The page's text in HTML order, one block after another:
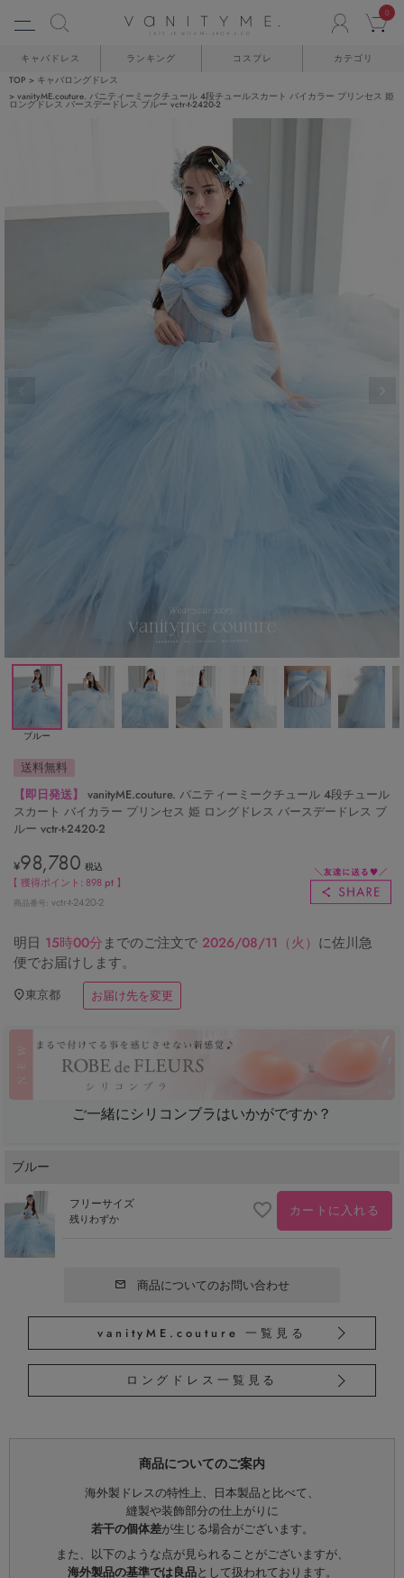
0
キャバドレス ランキング コスプレ カテゴリ
TOP
キャバロングドレス
vanityME.couture. バニティーミークチュール 4段チュールスカート バイカラー プリンセス 姫
ロングドレス バースデードレス ブルー vctr-t-2420-2
ブルー
送料無料
【即日発送】
vanityME.couture. バニティーミークチュール 4段チュール
スカート バイカラー プリンセス 姫 ロングドレス バースデードレス ブ
ルー vctr-t-2420-2
¥98,780 税込
【 獲得ポイント:898 pt 】
商品番号 vctr-t-2420-2
明日 15時00分までのご注文で 2026/08/11（火） に佐川急
便でお届けします。
東京都 お届け先を変更
ご一緒にシリコンブラはいかがですか？
ブルー
フリーサイズ
残りわずか カートに入れる
商品についてのお問い合わせ
vanityME.couture 一覧見る
ロングドレス一覧見る
商品についてのご案内
海外製ドレスの特性上、日本製品と比べて、
縫製や装飾部分の仕上がりに
若干の個体差が生じる場合がございます。
また、以下のような点が見られることがございますが、
海外製品の基準では良品として扱われております。